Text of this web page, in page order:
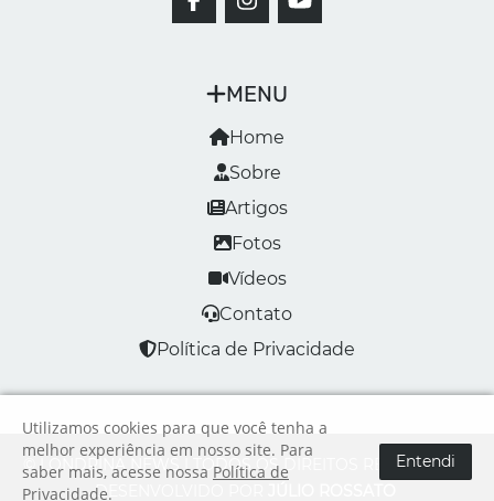
MENU
Home
Sobre
Artigos
Fotos
Vídeos
Contato
Política de Privacidade
© LONDRINA NEWS | TODOS OS DIREITOS RESERVADOS
DESENVOLVIDO POR
Utilizamos cookies para que você tenha a
melhor experiência em nosso site. Para
saber mais, acesse nossa Política de
Privacidade.
Entendi